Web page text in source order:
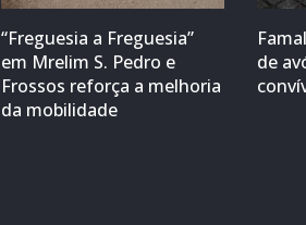
“Freguesia a Freguesia”
em Mrelim S. Pedro e
Frossos reforça a melhoria
da mobilidade
de